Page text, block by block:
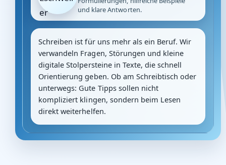
und klare Antworten.
Schreiben ist für uns mehr als ein Beruf. Wir
verwandeln Fragen, Störungen und kleine
digitale Stolpersteine in Texte, die schnell
Orientierung geben. Ob am Schreibtisch oder
unterwegs: Gute Tipps sollen nicht
kompliziert klingen, sondern beim Lesen
direkt weiterhelfen.